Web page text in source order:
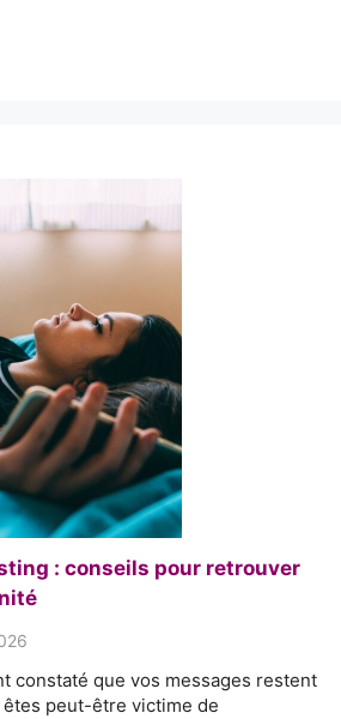
: conseils pour retrouver
constaté que vos messages restent
êtes peut-être victime de